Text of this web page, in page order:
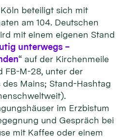
beteiligt sich mit
am 104. Deutschen
mit einem eigenen Stand
unterwegs –
“ auf der Kirchenmeile
FB-M-28, unter der
Mains; Stand-Hashtag
im Erzbistum
und Gespräch bei
mit Kaffee oder einem